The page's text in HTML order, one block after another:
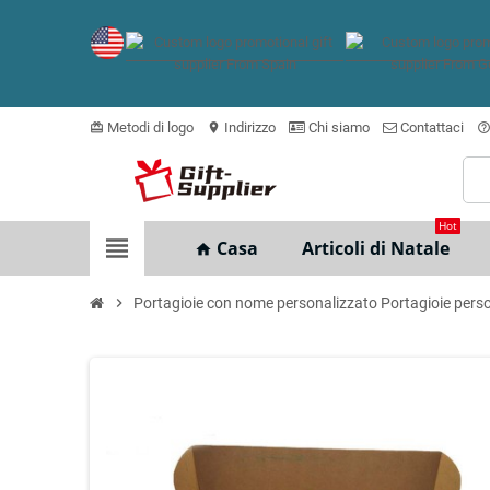
card_giftcard Metodi di logo location_on Indirizzo Chi siamo Contattaci help_outline
view_headline home Casa Articoli di Natale
Hot
chevron_right Portagioie con nome personalizzato Portagioie